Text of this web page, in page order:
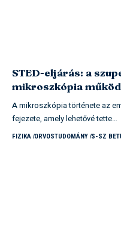
STED-eljárás: a
mikroszkópia
A mikroszkópia története az
fejezete, amely lehetővé tette…
FIZIKA ORVOSTUDOMÁNY S-SZ